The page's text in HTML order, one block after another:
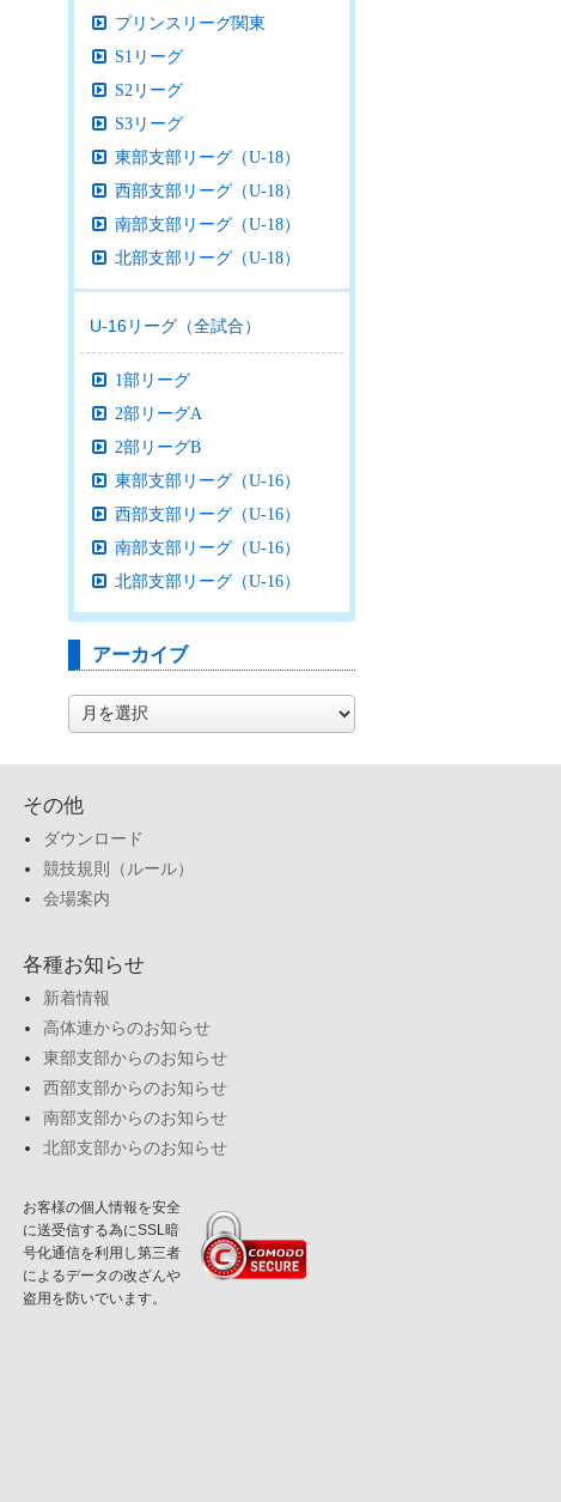
プリンスリーグ関東
S1リーグ
S2リーグ
S3リーグ
東部支部リーグ（U-18）
西部支部リーグ（U-18）
南部支部リーグ（U-18）
北部支部リーグ（U-18）
U-16リーグ（全試合）
1部リーグ
2部リーグA
2部リーグB
東部支部リーグ（U-16）
西部支部リーグ（U-16）
南部支部リーグ（U-16）
北部支部リーグ（U-16）
アーカイブ
ー
ブ
その他
ダウンロード
競技規則（ルール）
会場案内
各種お知らせ
新着情報
高体連からのお知らせ
東部支部からのお知らせ
西部支部からのお知らせ
南部支部からのお知らせ
北部支部からのお知らせ
お客様の個人情報を安全
に送受信する為にSSL暗
号化通信を利用し第三者
によるデータの改ざんや
盗用を防いでいます。